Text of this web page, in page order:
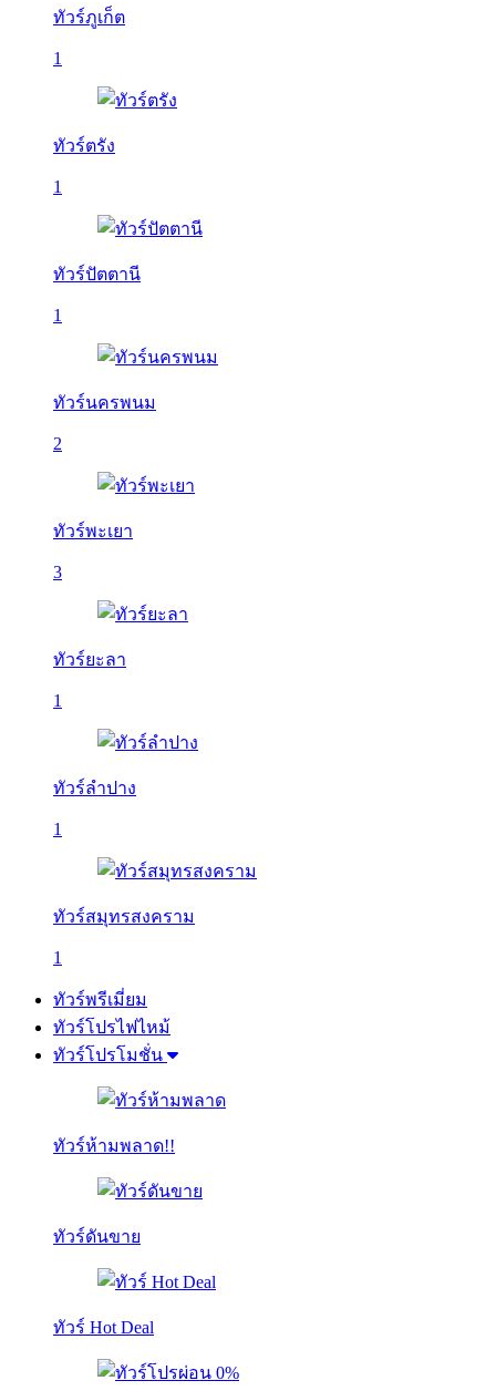
ทัวร์ภูเก็ต
1
ทัวร์ตรัง
1
ทัวร์ปัตตานี
1
ทัวร์นครพนม
2
ทัวร์พะเยา
3
ทัวร์ยะลา
1
ทัวร์ลำปาง
1
ทัวร์สมุทรสงคราม
1
ทัวร์พรีเมี่ยม
ทัวร์โปรไฟไหม้
ทัวร์โปรโมชั่น
ทัวร์ห้ามพลาด!!
ทัวร์ดันขาย
ทัวร์ Hot Deal